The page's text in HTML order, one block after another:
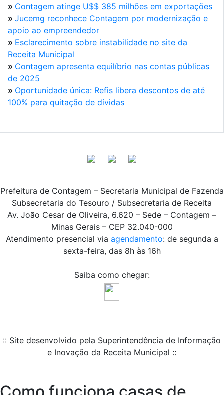
» Contagem atinge U$$ 385 milhões em exportações
» Jucemg reconhece Contagem por modernização e
apoio ao empreendedor
» Esclarecimento sobre instabilidade no site da
Receita Municipal
» Contagem apresenta equilíbrio nas contas públicas
de 2025
» Oportunidade única: Refis libera descontos de até
100% para quitação de dívidas
Prefeitura de Contagem – Secretaria Municipal de Fazenda
Subsecretaria do Tesouro / Subsecretaria de Receita
Av. João Cesar de Oliveira, 6.620 – Sede – Contagem –
Minas Gerais – CEP 32.040-000
Atendimento presencial via agendamento: de segunda a
sexta-feira, das 8h às 16h
Saiba como chegar:
:: Site desenvolvido pela Superintendência de Informação
e Inovação da Receita Municipal ::